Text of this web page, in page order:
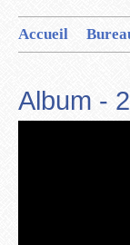
Accueil
Album -